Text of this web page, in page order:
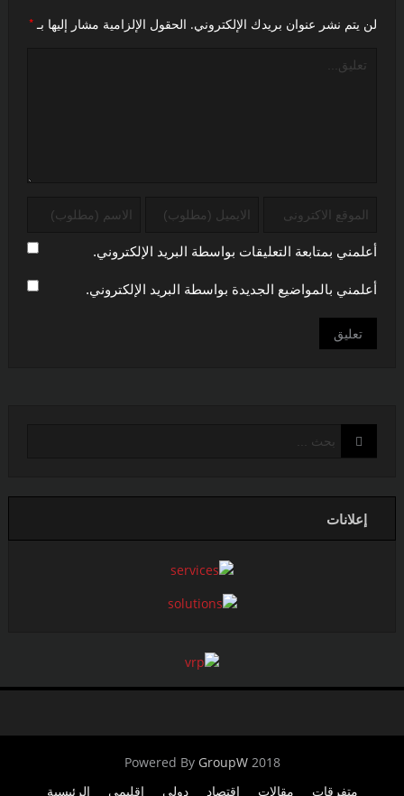
لن يتم نشر عنوان بريدك الإلكتروني. الحقول الإلزامية مشار إليها بـ*
أعلمني بمتابعة التعليقات بواسطة البريد الإلكتروني.
أعلمني بالمواضيع الجديدة بواسطة البريد الإلكتروني.
إعلانات
2018 Powered By
GroupW
الرئيسية إقليمي دولي اقتصاد مقالات متفرقات